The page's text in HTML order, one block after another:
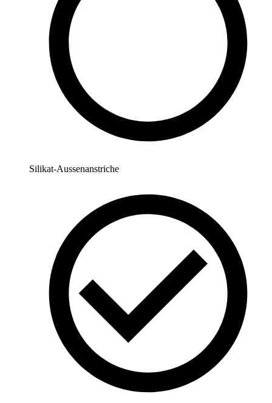
Silikat-Aussenanstriche